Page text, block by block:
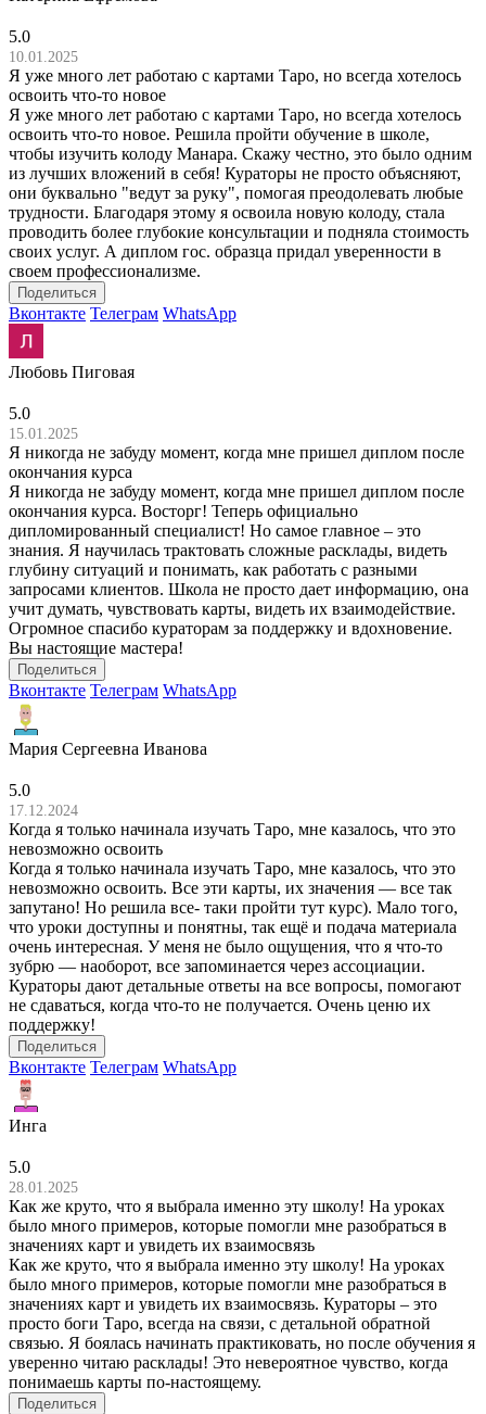
5.0
10.01.2025
Я уже много лет работаю с картами Таро, но всегда хотелось
освоить что-то новое
Я уже много лет работаю с картами Таро, но всегда хотелось
освоить что-то новое. Решила пройти обучение в школе,
чтобы изучить колоду Манара. Скажу честно, это было одним
из лучших вложений в себя! Кураторы не просто объясняют,
они буквально "ведут за руку", помогая преодолевать любые
трудности. Благодаря этому я освоила новую колоду, стала
проводить более глубокие консультации и подняла стоимость
своих услуг. А диплом гос. образца придал уверенности в
своем профессионализме.
Поделиться
Вконтакте Телеграм WhatsApp
Любовь Пиговая
5.0
15.01.2025
Я никогда не забуду момент, когда мне пришел диплом после
окончания курса
Я никогда не забуду момент, когда мне пришел диплом после
окончания курса. Восторг! Теперь официально
дипломированный специалист! Но самое главное – это
знания. Я научилась трактовать сложные расклады, видеть
глубину ситуаций и понимать, как работать с разными
запросами клиентов. Школа не просто дает информацию, она
учит думать, чувствовать карты, видеть их взаимодействие.
Огромное спасибо кураторам за поддержку и вдохновение.
Вы настоящие мастера!
Поделиться
Вконтакте Телеграм WhatsApp
Мария Сергеевна Иванова
5.0
17.12.2024
Когда я только начинала изучать Таро, мне казалось, что это
невозможно освоить
Когда я только начинала изучать Таро, мне казалось, что это
невозможно освоить. Все эти карты, их значения — все так
запутано! Но решила все- таки пройти тут курс). Мало того,
что уроки доступны и понятны, так ещё и подача материала
очень интересная. У меня не было ощущения, что я что-то
зубрю — наоборот, все запоминается через ассоциации.
Кураторы дают детальные ответы на все вопросы, помогают
не сдаваться, когда что-то не получается. Очень ценю их
поддержку!
Поделиться
Вконтакте Телеграм WhatsApp
Инга
5.0
28.01.2025
Как же круто, что я выбрала именно эту школу! На уроках
было много примеров, которые помогли мне разобраться в
значениях карт и увидеть их взаимосвязь
Как же круто, что я выбрала именно эту школу! На уроках
было много примеров, которые помогли мне разобраться в
значениях карт и увидеть их взаимосвязь. Кураторы – это
просто боги Таро, всегда на связи, с детальной обратной
связью. Я боялась начинать практиковать, но после обучения я
уверенно читаю расклады! Это невероятное чувство, когда
понимаешь карты по-настоящему.
Поделиться